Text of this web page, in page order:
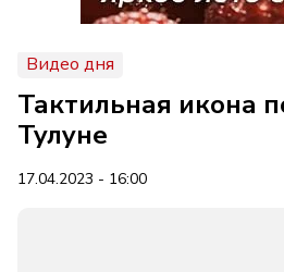
Видео дня
Тактильная икона
Тулуне
17.04.2023 - 16:00